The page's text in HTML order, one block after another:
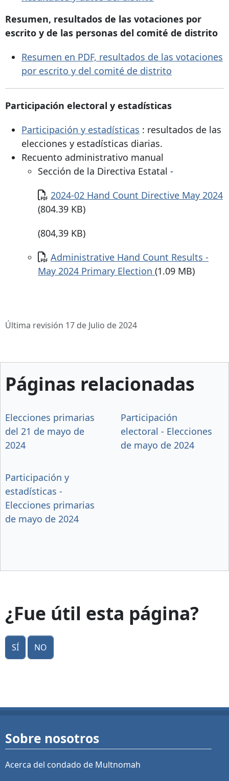
Resumen, resultados de las votaciones por
escrito y de las personas del comité de distrito
Resumen en PDF, resultados de las votaciones
por escrito y del comité de distrito
Participación electoral y estadísticas
Participación y estadísticas : resultados de las
elecciones y estadísticas diarias.
Recuento administrativo manual
Sección de la Directiva Estatal -
Documento
2024-02 Hand Count Directive May 2024
(804.39 KB)
(804,39 KB)
Documento
Administrative Hand Count Results -
May 2024 Primary Election (1.09 MB)
Última revisión 17 de Julio de 2024
Páginas relacionadas
Elecciones primarias
del 21 de mayo de
2024
Participación
electoral - Elecciones
de mayo de 2024
Participación y
estadísticas -
Elecciones primarias
de mayo de 2024
¿Fue útil esta página?
Sí No
Sobre nosotros
Acerca del condado de Multnomah